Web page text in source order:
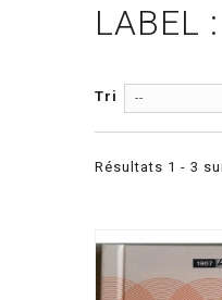
LABEL
Tri --
Résultats 1 - 3